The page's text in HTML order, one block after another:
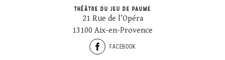
THÉÂTRE DU JEU DE PAUME
21 Rue de l’Opéra
13100 Aix-en-Provence
FACEBOOK